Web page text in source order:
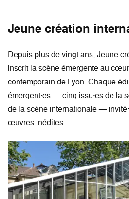
Jeune création
Depuis plus de vingt ans, Jeune
inscrit la scène émergente au
contemporain de Lyon. Chaque
émergent·es — cinq issu·es de la
de la scène internationale —
œuvres inédites.